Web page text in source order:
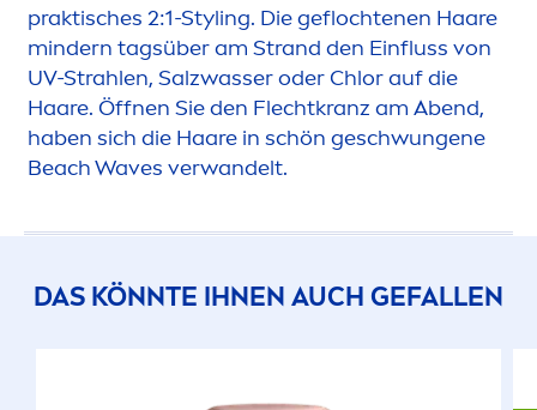
praktisches 2:1-Styling. Die geflochtenen Haare
mindern tagsüber am Strand den Einfluss von
UV-Strahlen, Salzwasser oder Chlor auf die
Haare. Öffnen Sie den Flechtkranz am Abend,
haben sich die Haare in schön geschwungene
Beach Waves verwandelt.
DAS KÖNNTE IHNEN AUCH GEFALLEN